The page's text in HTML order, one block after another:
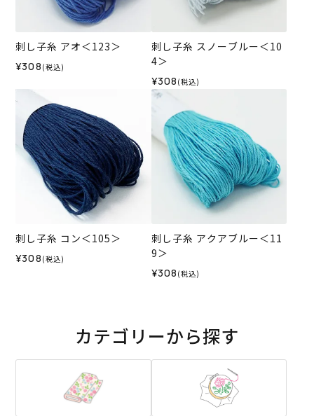
刺し子糸 アオ＜123＞
¥308 (税込)
刺し子糸 スノーブルー＜10
4＞
¥308 (税込)
刺し子糸 コン＜105＞
¥308 (税込)
刺し子糸 アクアブルー＜11
9＞
¥308 (税込)
カテゴリーから探す